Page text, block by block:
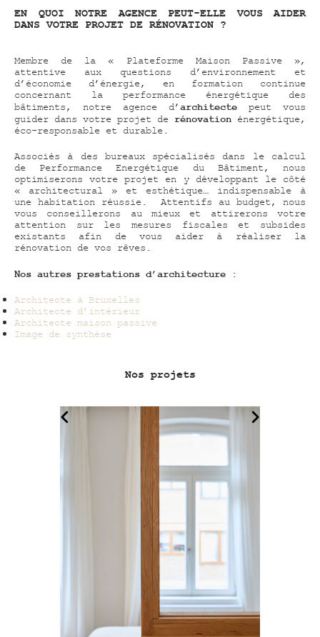
EN QUOI NOTRE AGENCE PEUT-ELLE VOUS AIDER
DANS VOTRE PROJET DE RÉNOVATION ?
Membre de la « Plateforme Maison Passive »,
attentive aux questions d’environnement et
d’économie d’énergie, en formation continue
concernant la performance énergétique des
bâtiments, notre agence d’architecte peut vous
guider dans votre projet de rénovation énergétique,
éco-responsable et durable.
Associés à des bureaux spécialisés dans le calcul
de Performance Energétique du Bâtiment, nous
optimiserons votre projet en y développant le côté
« architectural » et esthétique… indispensable à
une habitation réussie. Attentifs au budget, nous
vous conseillerons au mieux et attirerons votre
attention sur les mesures fiscales et subsides
existants afin de vous aider à réaliser la
rénovation de vos rêves.
Nos autres prestations d’architecture :
Architecte à Bruxelles
Architecte d’intérieur
Architecte maison passive
Image de synthèse
Nos projets